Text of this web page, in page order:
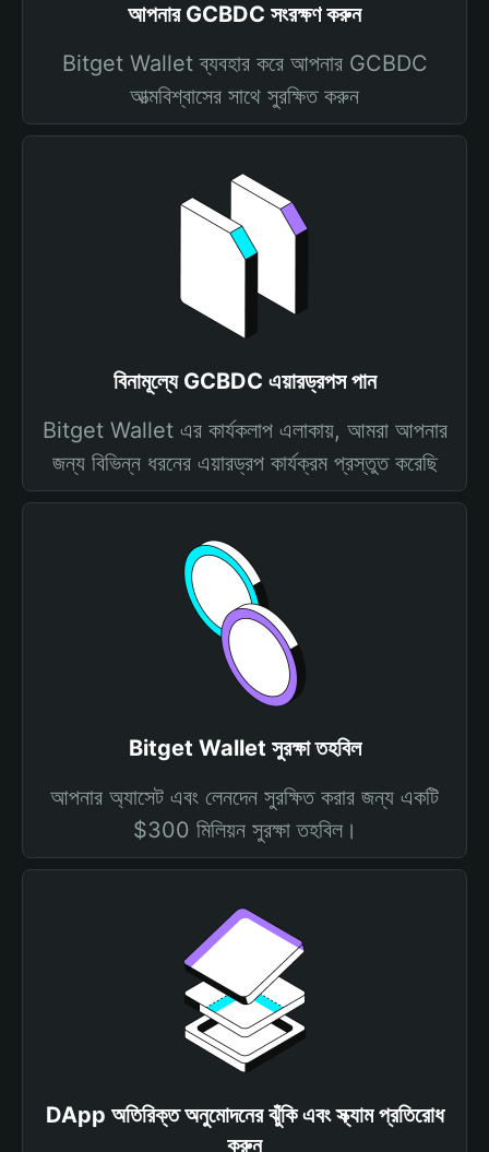
আপনার GCBDC সংরক্ষণ করুন
Bitget Wallet ব্যবহার করে আপনার GCBDC
আত্মবিশ্বাসের সাথে সুরক্ষিত করুন
বিনামূল্যে GCBDC এয়ারড্রপস পান
Bitget Wallet এর কার্যকলাপ এলাকায়, আমরা আপনার
জন্য বিভিন্ন ধরনের এয়ারড্রপ কার্যক্রম প্রস্তুত করেছি
Bitget Wallet সুরক্ষা তহবিল
আপনার অ্যাসেট এবং লেনদেন সুরক্ষিত করার জন্য একটি
$300 মিলিয়ন সুরক্ষা তহবিল।
DApp অতিরিক্ত অনুমোদনের ঝুঁকি এবং স্ক্যাম প্রতিরোধ
করুন